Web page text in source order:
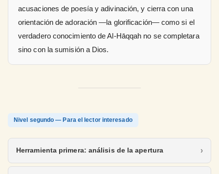
acusaciones de poesía y adivinación, y cierra con una
orientación de adoración —la glorificación— como si el
verdadero conocimiento de Al-Hāqqah no se completara
sino con la sumisión a Dios.
Nivel segundo — Para el lector interesado
Herramienta primera: análisis de la apertura